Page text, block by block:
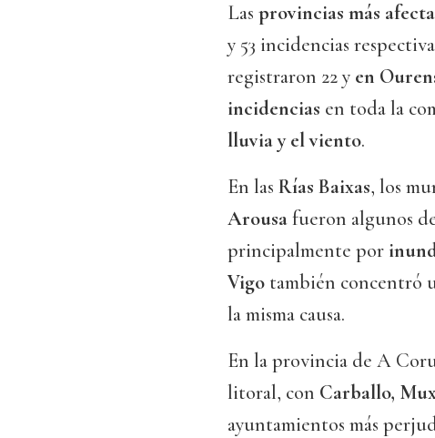
Las provincias más
y 53 incidencias
registraron 22 y en
incidencias en toda la
lluvia y el viento.
En las Rías Baixas, los
Arousafueron algunos
principalmente por
Vigo también concentró
la misma causa.
En la provincia de A
litoral, con Carballo,
ayuntamientos más